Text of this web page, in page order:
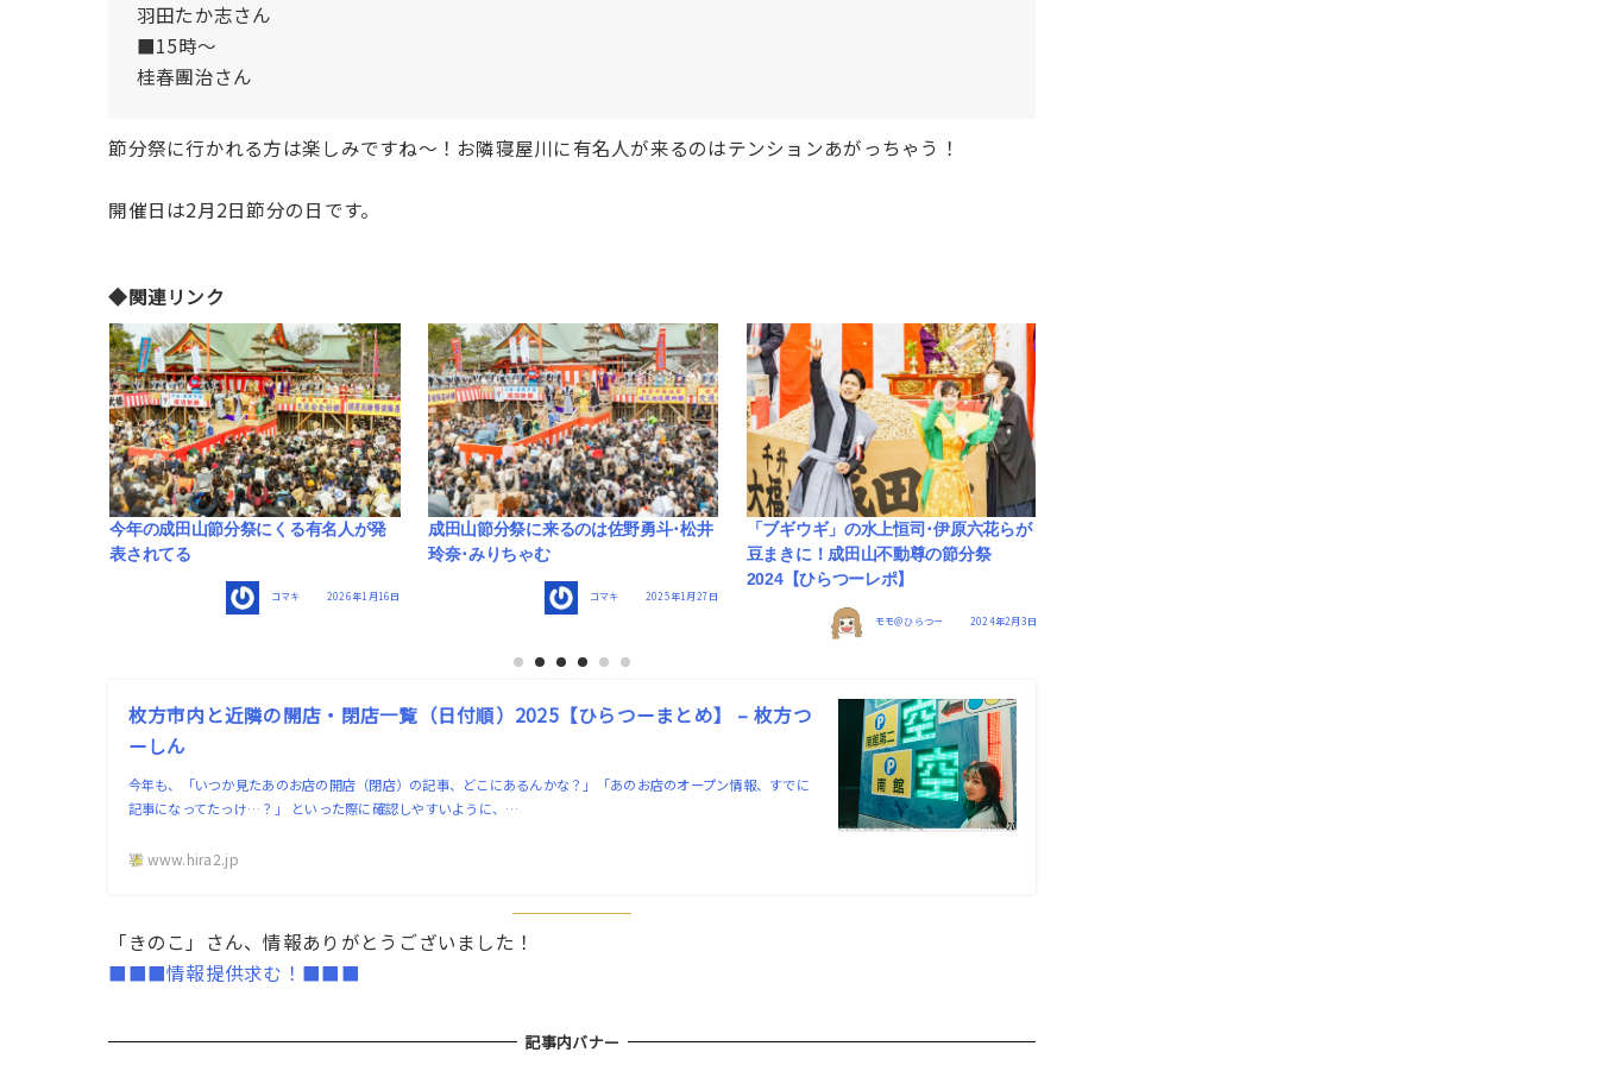
羽田たか志さん
■15時〜
桂春團治さん
節分祭に行かれる方は楽しみですね〜！お隣寝屋川に有名人が来るのはテンションあがっちゃう！
開催日は2月2日節分の日です。
◆関連リンク
成田山節分祭に来るのは佐野勇斗･松井
玲奈･みりちゃむ
コマキ 2025年1月27日
「ブギウギ」の水上恒司･伊原六花らが
豆まきに！成田山不動尊の節分祭
2024【ひらつーレポ】
明日は成田山の節分祭！これまで節分
祭に来た朝ドラヒロインたちのフォト
まとめ【ひらつーまとめ】
モモ＠ひらつー 2024年2月2日
枚方市内と近隣の開店・閉店一覧（日付順）2025【ひらつーまとめ】 – 枚方つ
ーしん
今年も、「いつか見たあのお店の開店（閉店）の記事、どこにあるんかな？」「あのお店のオープン情報、すでに
記事になってたっけ…？」 といった際に確認しやすいように、…
www.hira2.jp
「きのこ」さん、情報ありがとうございました！
■■■情報提供求む！■■■
記事内バナー